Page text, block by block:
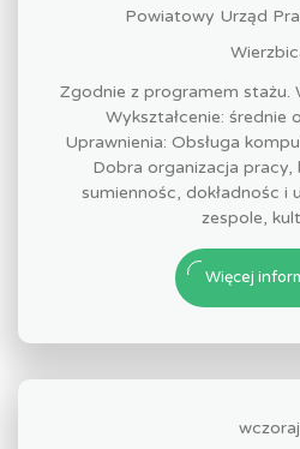
Powiatowy Urząd
Zgodnie z programem stażu.
Wykształcenie: średnie
Uprawnienia: Obsługa
Dobra organizacja pracy,
sumiennośc, dokładnośc i
zespole,
Więcej
wczoraj